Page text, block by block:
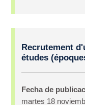
Oferta
de
Recrutement
études
Fecha de
martes 18